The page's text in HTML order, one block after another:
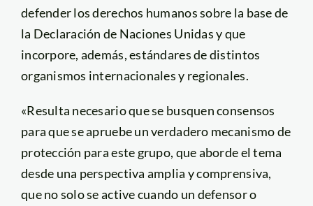
defender los derechos humanos sobre la base de
la Declaración de Naciones Unidas y que
incorpore, además, estándares de distintos
organismos internacionales y regionales.
«Resulta necesario que se busquen consensos
para que se apruebe un verdadero mecanismo de
protección para este grupo, que aborde el tema
desde una perspectiva amplia y comprensiva,
que no solo se active cuando un defensor o